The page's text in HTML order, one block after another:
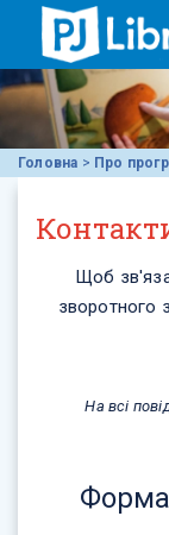
Головна > Про
Щоб
зворотного
На всі
Форма